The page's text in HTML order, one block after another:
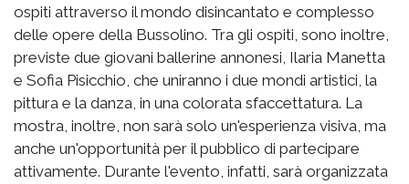
ospiti attraverso il mondo disincantato e complesso
delle opere della Bussolino. Tra gli ospiti, sono inoltre,
previste due giovani ballerine annonesi, Ilaria Manetta
e Sofia Pisicchio, che uniranno i due mondi artistici, la
pittura e la danza, in una colorata sfaccettatura. La
mostra, inoltre, non sarà solo un'esperienza visiva, ma
anche un'opportunità per il pubblico di partecipare
attivamente. Durante l'evento, infatti, sarà organizzata